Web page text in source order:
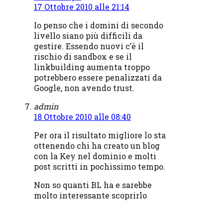
17 Ottobre 2010 alle 21:14
Io penso che i domini di secondo
livello siano più difficili da
gestire. Essendo nuovi c’è il
rischio di sandbox e se il
linkbuilding aumenta troppo
potrebbero essere penalizzati da
Google, non avendo trust.
admin
18 Ottobre 2010 alle 08:40
Per ora il risultato migliore lo sta
ottenendo chi ha creato un blog
con la Key nel dominio e molti
post scritti in pochissimo tempo.
Non so quanti BL ha e sarebbe
molto interessante scoprirlo